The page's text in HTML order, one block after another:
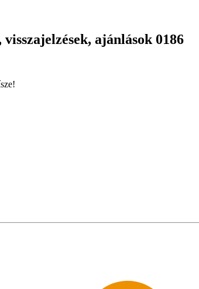
ajánlások 0186